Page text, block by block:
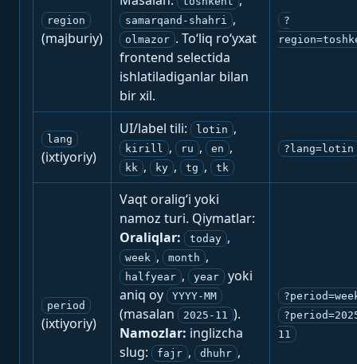
region
(majburiy)
samarqand-shahri ,
olmazor . To‘liq ro‘yxat
frontend selectida
ishlatiladiganlar bilan
bir xil.
?
lang
(ixtiyoriy)
UI/label tili: lotin ,
kirill , ru , en ,
kk , ky , tg , tk
?lang=lotin
period
(ixtiyoriy)
Vaqt oralig‘i yoki
namoz turi. Qiymatlar:
Oraliqlar:
today ,
week , month ,
halfyear , year
yoki
aniq oy
YYYY-MM
(masalan 2025-11 ).
Namozlar: inglizcha
slug:
fajr , dhuhr ,
11